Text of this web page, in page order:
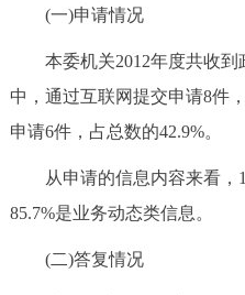
(一)申请情况
本委机关2012年度共收到
中，通过互联网提交申请8件
申请6件，占总数的42.9%。
从申请的信息内容来看，
85.7%是业务动态类信息。
(二)答复情况